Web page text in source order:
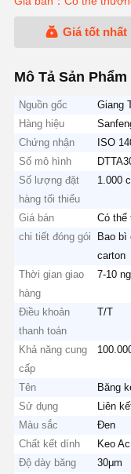
Giá tốt nhất
Mô Tả Sản Phẩm
Nguồn gốc
Giang
Hàng hiệu
Chứng nhận
ISO
Số mô hình
Số lượng đặt
hàng tối thiểu
1.000
Giá bán
Có
chi tiết đóng gói
Bao bì
carton
Thời gian giao
hàng
7-10
Điều khoản
thanh toán
T/T
Khả năng cung
cấp
Tên
Băng
Sử dụng
Liên
Màu sắc
Đen
Chất kết dính
Keo
Độ dày băng
30μm